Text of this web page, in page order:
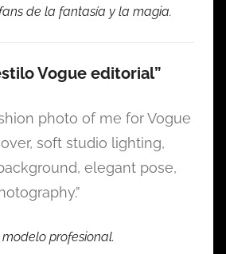
de la fantasía y la magia.
Vogue editorial”
photo of me for Vogue
soft studio lighting,
elegant pose,
profesional.